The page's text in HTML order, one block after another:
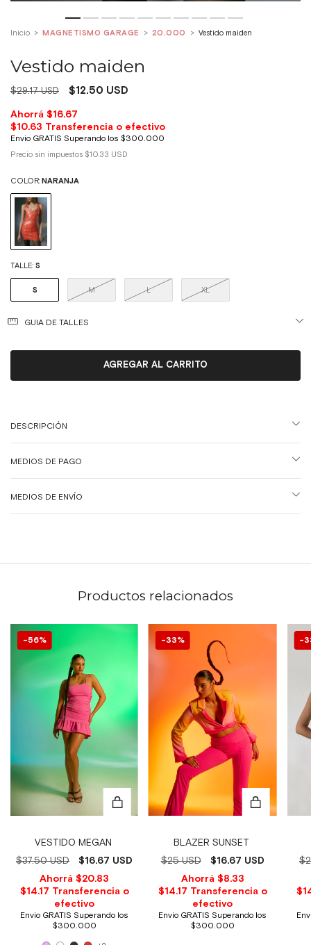
Inicio > MAGNETISMO GARAGE > 20.000 > Vestido maiden
Vestido maiden
$29.17 USD $12.50 USD
Precio sin impuestos $10.33 USD
COLOR: NARANJA
TALLE: S
S M L XL
GUIA DE TALLES
DESCRIPCIÓN
MEDIOS DE PAGO
MEDIOS DE ENVÍO
Productos relacionados
56%
VESTIDO MEGAN
$37.50 USD
$16.67 USD
33%
BLAZER SUNSET
$25 USD
$16.67 USD